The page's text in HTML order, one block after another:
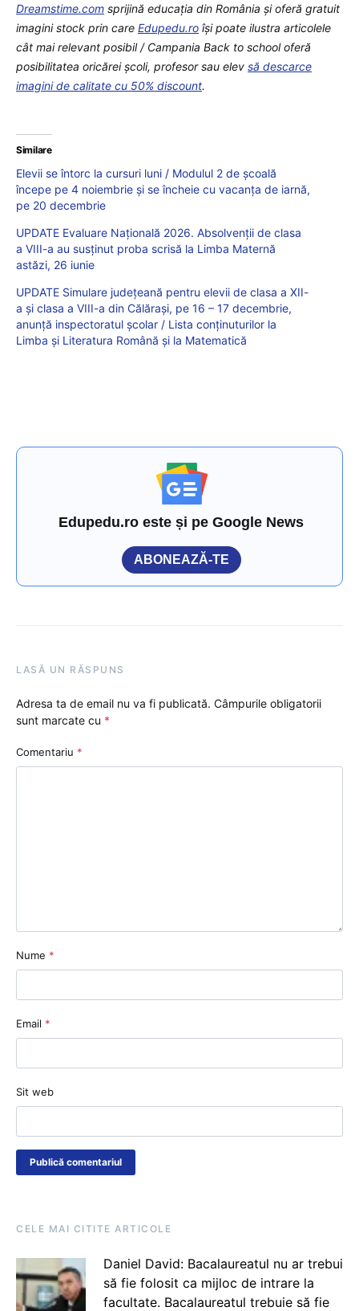
Dreamstime.com sprijină educaţia din România şi oferă gratuit
imagini stock prin care Edupedu.ro îşi poate ilustra articolele
cât mai relevant posibil / Campania Back to school oferă
posibilitatea oricărei școli, profesor sau elev să descarce
imagini de calitate cu 50% discount.
Similare
Elevii se întorc la cursuri luni / Modulul 2 de școală
începe pe 4 noiembrie și se încheie cu vacanța de iarnă,
pe 20 decembrie
UPDATE Evaluare Națională 2026. Absolvenții de clasa
a VIII-a au susținut proba scrisă la Limba Maternă
astăzi, 26 iunie
UPDATE Simulare județeană pentru elevii de clasa a XII-
a și clasa a VIII-a din Călărași, pe 16 – 17 decembrie,
anunță inspectoratul școlar / Lista conținuturilor la
Limba și Literatura Română și la Matematică
Edupedu.ro este și pe Google News
ABONEAZĂ-TE
LASĂ UN RĂSPUNS
Adresa ta de email nu va fi publicată. Câmpurile obligatorii
sunt marcate cu *
Comentariu *
Nume *
Email *
Sit web
CELE MAI CITITE ARTICOLE
Daniel David: Bacalaureatul nu ar trebui
să fie folosit ca mijloc de intrare la
facultate. Bacalaureatul trebuie să fie